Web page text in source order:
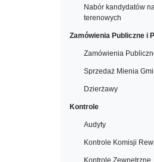
Nabór kandydatów
terenowych
Zamówienia Publiczne i
Zamówienia
Sprzedaż Mienia
Dzierżawy
Kontrole
Audyty
Kontrole Komisji
Kontrole Zewnętrzne